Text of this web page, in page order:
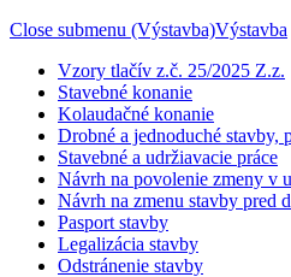
Close submenu (Výstavba)Výstavba
Vzory tlačív z.č. 25/2025 Z.z.
Stavebné konanie
Kolaudačné konanie
Drobné a jednoduché stavby,
Stavebné a udržiavacie práce
Návrh na povolenie zmeny v
Návrh na zmenu stavby pred
Pasport stavby
Legalizácia stavby
Odstránenie stavby